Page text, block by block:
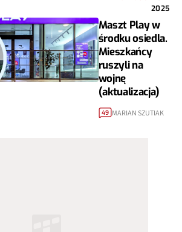
2025
Maszt Play w
środku osiedla.
Mieszkańcy
ruszyli na
wojnę
(aktualizacja)
49 MARIAN SZUTIAK